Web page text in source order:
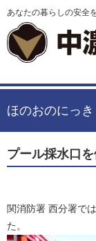
あなたの暮らしの安全
ほのおのにっき
プール採水口
関消防署 西分署で
た。